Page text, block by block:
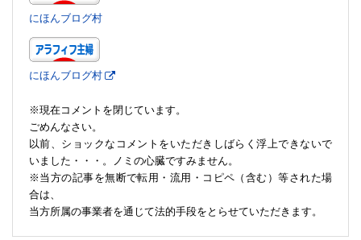
にほんブログ村
にほんブログ村
※現在コメントを閉じています。
ごめんなさい。
以前、ショックなコメントをいただきしばらく浮上できないで
いました・・・。ノミの心臓ですみません。
※当方の記事を無断で転用・流用・コピペ（含む）等された場
合は、
当方所属の事業者を通じて法的手段をとらせていただきます。